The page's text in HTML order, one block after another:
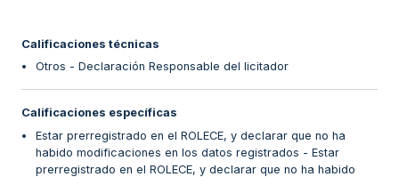
Calificaciones técnicas
Otros - Declaración Responsable del licitador
Calificaciones específicas
Estar prerregistrado en el ROLECE, y declarar que no ha
habido modificaciones en los datos registrados - Estar
prerregistrado en el ROLECE, y declarar que no ha habido